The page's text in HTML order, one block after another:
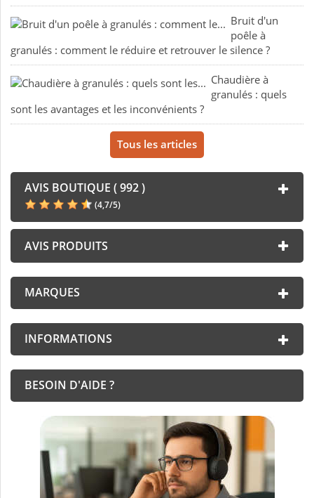
Bruit d'un
poêle à
granulés : comment le réduire et retrouver le silence ?
Chaudière à
granulés : quels
sont les avantages et les inconvénients ?
Tous les articles
AVIS BOUTIQUE ( 992 )
(4,7/5)
AVIS PRODUITS
MARQUES
INFORMATIONS
BESOIN D'AIDE ?